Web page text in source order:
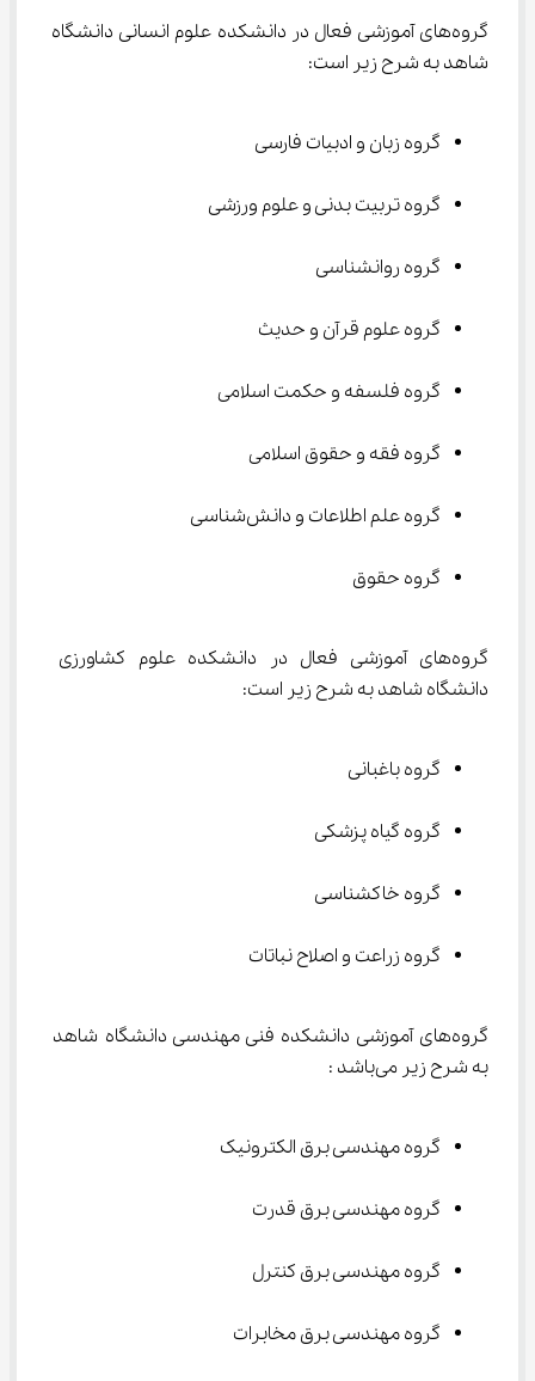
گروه‌های آموزشی فعال در دانشکده علوم انسانی دانشگاه
شاهد به شرح زیر است:
گروه زبان و ادبیات فارسی
گروه تربیت بدنی و علوم ورزشی
گروه روانشناسی
گروه علوم قرآن و حدیث
گروه فلسفه و حکمت اسلامی
گروه فقه و حقوق اسلامی
گروه علم اطلاعات و دانش‌شناسی
گروه حقوق
گروه‌های آموزشی فعال در دانشکده علوم کشاورزی
دانشگاه شاهد به شرح زیر است:
گروه باغبانی
گروه گیاه پزشکی
گروه خاکشناسی
گروه زراعت و اصلاح نباتات
گروه‌های آموزشی دانشکده فنی مهندسی دانشگاه شاهد
به شرح زیر می‌باشد :
گروه مهندسی برق الکترونیک
گروه مهندسی برق قدرت
گروه مهندسی برق کنترل
گروه مهندسی برق مخابرات